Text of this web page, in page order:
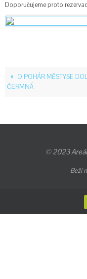
Doporučujeme proto
O POHÁR MĚSTYSE
ČERMNÁ
© 2023
Beží